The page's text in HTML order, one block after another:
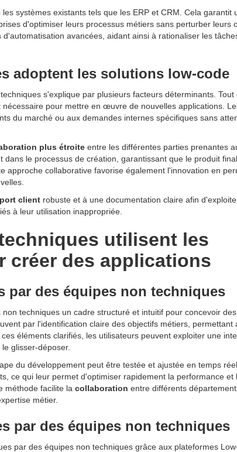
les systèmes existants tels que les ERP et CRM. Cela garantit
d'optimiser leurs processus métiers sans perturber leurs
avancées, aidant ainsi à rationaliser les
adoptent les solutions low-code
s'explique par plusieurs facteurs déterminants. Tout
pour mettre en œuvre de nouvelles applications.
du marché ou aux demandes internes spécifiques sans
plus étroite entre les différentes parties prenantes
le processus de création, garantissant que le produit
approche collaborative favorise également l'innovation en
client robuste et à une documentation claire afin
à leur utilisation inappropriée.
utilisent les
créer des applications
par des équipes non techniques
techniques un cadre structuré et intuitif pour concevoir
par l'identification claire des objectifs métiers, permettant
éléments clarifiés, les utilisateurs peuvent exploiter une
glisser-déposer.
du développement peut être testée et ajustée en temps
ce qui leur permet d'optimiser rapidement la performance et
méthode facilite la collaboration entre différents
métier.
par des équipes non techniques
par des équipes non techniques grâce aux plateformes